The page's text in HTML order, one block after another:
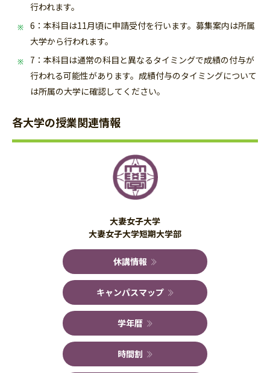
行われます。
6：本科目は11月頃に申請受付を行います。 募集案内は所属
大学から行われます。
7：本科目は通常の科目と異なるタイミングで成績の付与が
行われる可能性があります。成績付与のタイミングについて
は所属の大学に確認してください。
各大学の授業関連情報
大妻女子大学
大妻女子大学短期大学部
休講情報
キャンパスマップ
学年暦
時間割